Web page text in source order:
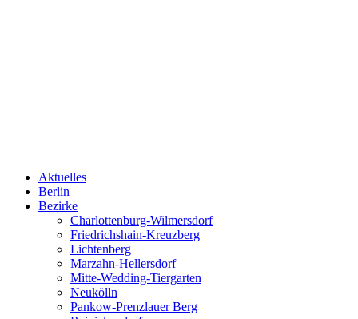
Aktuelles
Berlin
Bezirke
Charlottenburg-Wilmersdorf
Friedrichshain-Kreuzberg
Lichtenberg
Marzahn-Hellersdorf
Mitte-Wedding-Tiergarten
Neukölln
Pankow-Prenzlauer Berg